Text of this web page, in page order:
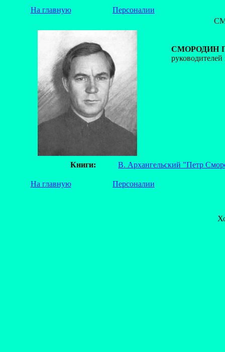
На главную
Персоналии
СМОРОДИН
Книги: В. Архангельский "Петр
На главную Персоналии